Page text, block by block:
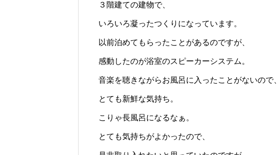
じられる時間のために
ロバの暮らしと魅力とは？
３階建ての建物で、
いろいろ凝ったつくりになっています。
以前泊めてもらったことがあるのですが、
感動したのが浴室のスピーカーシステム。
音楽を聴きながらお風呂に入ったことがないので、
とても新鮮な気持ち。
こりゃ長風呂になるなぁ。
とても気持ちがよかったので、